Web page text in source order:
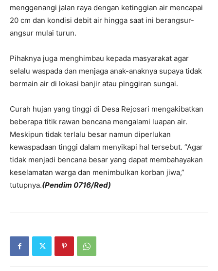
menggenangi jalan raya dengan ketinggian air mencapai
20 cm dan kondisi debit air hingga saat ini berangsur-
angsur mulai turun.
Pihaknya juga menghimbau kepada masyarakat agar
selalu waspada dan menjaga anak-anaknya supaya tidak
bermain air di lokasi banjir atau pinggiran sungai.
Curah hujan yang tinggi di Desa Rejosari mengakibatkan
beberapa titik rawan bencana mengalami luapan air.
Meskipun tidak terlalu besar namun diperlukan
kewaspadaan tinggi dalam menyikapi hal tersebut. “Agar
tidak menjadi bencana besar yang dapat membahayakan
keselamatan warga dan menimbulkan korban jiwa,”
tutupnya.(Pendim 0716/Red)